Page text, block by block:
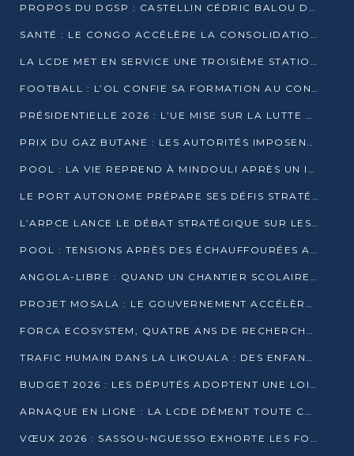
PROPOS DU DGSP : CASTELLIN CÉDRIC BALOU DÉNONCE DES PROPOS INTIMIDANTS
SANTÉ : LE CONGO ACCÉLÈRE LA CONSOLIDATION DE L’OFFRE DE SOINS
LA LCDE MET EN SERVICE UNE TROISIÈME STATION D’EAU POTABLE À MFILOU
FOOTBALL : L’OL CONFIE SA FORMATION AU CONGOLAIS CHRISTIAN BASSILA
PRÉSIDENTIELLE 2026 : L’UE MISE SUR LA LUTTE CONTRE LA DÉSINFORMATION
PRIX DU GAZ BUTANE : LES AUTORITÉS IMPOSENT LE RESPECT DES PRIX RÉGLEMENTÉS
POOL : LA VIE REPREND À MINDOULI APRÈS UN INCIDENT ARMÉ SUR LA RN1
LE PORT AUTONOME PRÉPARE SES DÉFIS STRATÉGIQUES DE 2026
L’ARPCE LANCE LE DÉBAT STRATÉGIQUE SUR LES DONNÉES, L’IA ET LA FINANCE NUMÉRIQUE AU CONGO
POOL : TENSIONS APRÈS DES ÉCHAUFFOURÉES ARMÉES ENTRE DGSP ET EX-MILICIENS NINJA
ANGOLA-LIBRE : QUAND UN CHANTIER SCOLAIRE DEVIENT LE MIROIR D’UN CONGO EN MOUVEMENT
PROJET MOSALA : LE GOUVERNEMENT ACCÉLÈRE L’INSERTION DES JEUNES EN 2026
FORCA ECOSYSTEM, QUATRE ANS DE RECHERCHE DE TERRAIN AVANT UN LANCEMENT OFFICIEL EN 2026
TRAFIC HUMAIN DANS LA LIKOUALA : DES ENFANTS AUTOCHTONES RÉDUITS AU TRAVAIL FORCÉ
BUDGET 2026 : LES DÉPUTÉS ADOPTENT UNE LOI DES FINANCES DE PLUS DE 2500 MILLIARDS FCFA
ARNAQUE EN LIGNE : LA LCDE DÉMENT TOUTE CAMPAGNE DE RECRUTEMENT
VŒUX 2026 : SASSOU-NGUESSO EXHORTE LES FORCES VIVES À RENFORCER L’UNITÉ